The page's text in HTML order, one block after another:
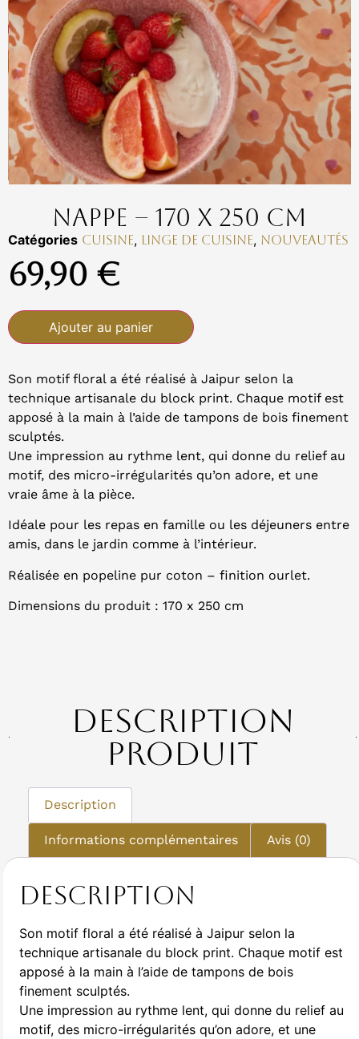
Nappe – 170 x 250 cm
Catégories Cuisine, Linge de cuisine, Nouveautés
69,90 €
Ajouter au panier
Son motif floral a été réalisé à Jaipur selon la
technique artisanale du block print. Chaque motif est
apposé à la main à l’aide de tampons de bois finement
sculptés.
Une impression au rythme lent, qui donne du relief au
motif, des micro-irrégularités qu’on adore, et une
vraie âme à la pièce.
Idéale pour les repas en famille ou les déjeuners entre
amis, dans le jardin comme à l’intérieur.
Réalisée en popeline pur coton – finition ourlet.
Dimensions du produit : 170 x 250 cm
Description
Produit
Description
Informations complémentaires Avis (0)
Description
Son motif floral a été réalisé à Jaipur selon la
technique artisanale du block print. Chaque motif est
apposé à la main à l’aide de tampons de bois
finement sculptés.
Une impression au rythme lent, qui donne du relief au
motif, des micro-irrégularités qu’on adore, et une